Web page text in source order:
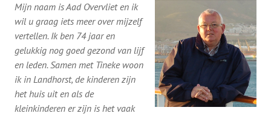
Mijn naam is Aad Overvliet en ik
wil u graag iets meer over mijzelf
vertellen. Ik ben 74 jaar en
gelukkig nog goed gezond van lijf
en leden. Samen met Tineke woon
ik in Landhorst, de kinderen zijn
het huis uit en als de
kleinkinderen er zijn is het vaak